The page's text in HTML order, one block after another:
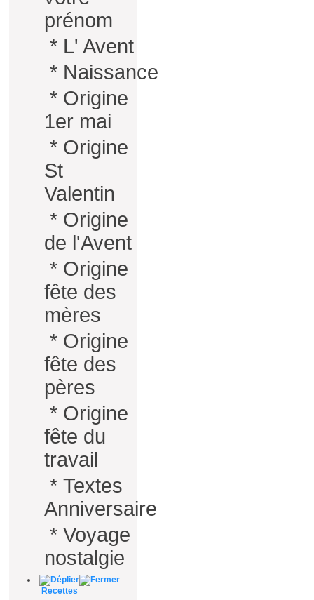
prénom
* L' Avent
* Naissance
* Origine
1er mai
* Origine
St
Valentin
* Origine
de l'Avent
* Origine
fête des
mères
* Origine
fête des
pères
* Origine
fête du
travail
* Textes
Anniversaire
* Voyage
nostalgie
Recettes